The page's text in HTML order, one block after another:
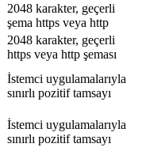
2048 karakter, geçerli
şema https veya http
2048 karakter, geçerli
https veya http şeması
İstemci uygulamalarıyla
sınırlı pozitif tamsayı
İstemci uygulamalarıyla
sınırlı pozitif tamsayı